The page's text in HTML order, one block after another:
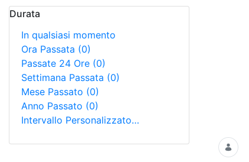
Durata
In qualsiasi momento
Ora Passata (0)
Passate 24 Ore (0)
Settimana Passata (0)
Mese Passato (0)
Anno Passato (0)
Intervallo Personalizzato…